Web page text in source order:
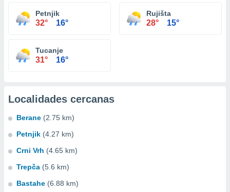
Petnjik
32° 16°
Rujišta
28° 15°
Tucanje
31° 16°
Localidades cercanas
Berane (2.75 km)
Petnjik (4.27 km)
Crni Vrh (4.65 km)
Trepča (5.6 km)
Bastahe (6.88 km)